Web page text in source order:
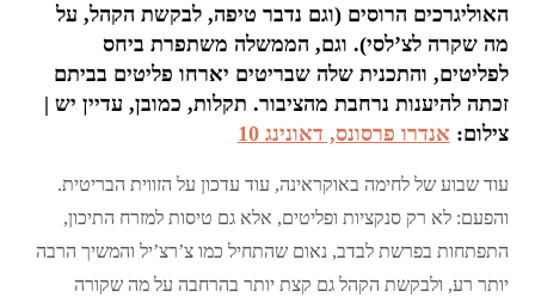
האוליגרכים הרוסים (וגם נדבר טיפה, לבקשת הקהל, על
מה שקרה לצ’לסי). וגם, הממשלה משתפרת ביחס
לפליטים, והתכנית שלה שבריטים יארחו פליטים בביתם
זכתה להיענות נרחבת מהציבור. תקלות, כמובן, עדיין יש |
צילום: אנדרו פרסונס, דאונינג 10
עוד שבוע של לחימה באוקראינה, עוד עדכון על הזווית הבריטית.
והפעם: לא רק סנקציות ופליטים, אלא גם טיסות למזרח התיכון,
התפתחות בפרשת לבדב, נאום שהתחיל כמו צ’רצ’יל והמשיך הרבה
יותר רע, ולבקשת הקהל גם קצת יותר בהרחבה על מה שקורה